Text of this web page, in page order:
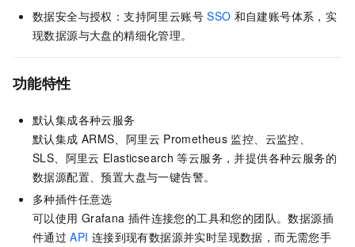
数据安全与授权：支持阿里云账号 SSO 和自建账号体系，实
现数据源与大盘的精细化管理。
功能特性
默认集成各种云服务
默认集成 ARMS、阿里云 Prometheus 监控、云监控、
SLS、阿里云 Elasticsearch 等云服务，并提供各种云服务的
数据源配置、预置大盘与一键告警。
多种插件任意选
可以使用 Grafana 插件连接您的工具和您的团队。数据源插
件通过 API 连接到现有数据源并实时呈现数据，而无需您手